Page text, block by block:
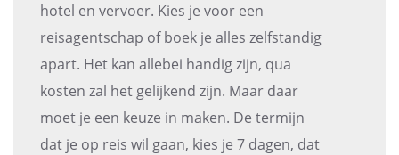
hotel en vervoer. Kies je voor een
reisagentschap of boek je alles zelfstandig
apart. Het kan allebei handig zijn, qua
kosten zal het gelijkend zijn. Maar daar
moet je een keuze in maken. De termijn
dat je op reis wil gaan, kies je 7 dagen, dat